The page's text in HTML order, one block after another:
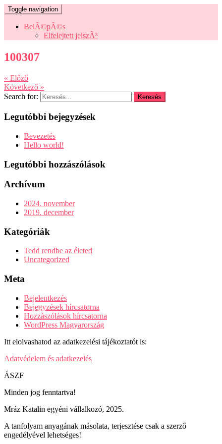
Toggle navigation
BelÃ©pÃ©s
Elfelejtett jelszÃ³
100307
« Előző
Következő »
Search for:
Legutóbbi bejegyzések
Bevezetés
Hello world!
Legutóbbi hozzászólások
Archívum
2024. november
2019. december
Kategóriák
Tedd rendbe az életed
Uncategorized
Meta
Bejelentkezés
Bejegyzések hírcsatorna
Hozzászólások hírcsatorna
WordPress Magyarország
Itt elolvashatod az adatkezelési tájékoztatót is:
Adatvédelem és adatkezelés
ÁSZF
Minden jog fenntartva!
Mráz Katalin egyéni vállalkozó, 2025.
A tanfolyam anyagának másolata, terjesztése csak a szerző
engedélyével lehetséges!